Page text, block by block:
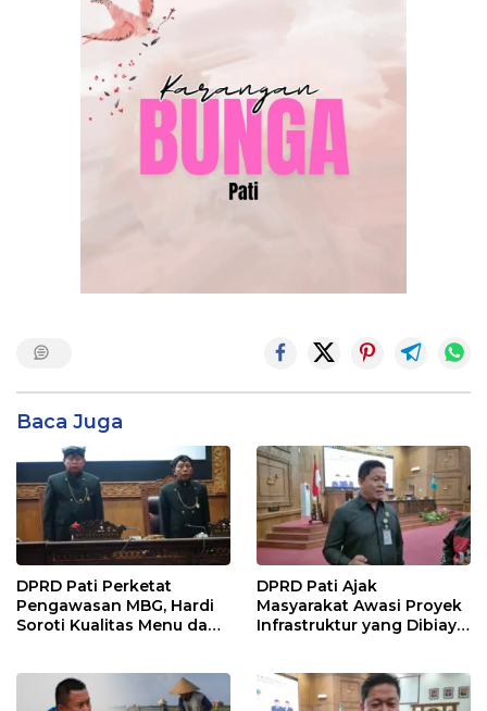
Baca Juga
DPRD Pati Perketat
Pengawasan MBG, Hardi
Soroti Kualitas Menu dan
DPRD Pati Ajak
Masyarakat Awasi Proyek
Infrastruktur yang Dibiayai